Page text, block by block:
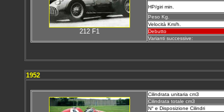
212 F1
HP/giri min.
Peso Kg.
Velocità Km/h.
Debutto
Varianti successive:
1952
Cilindrata unitaria cm3
Cilindrata totale cm3
N° e Disposizione Cilindri